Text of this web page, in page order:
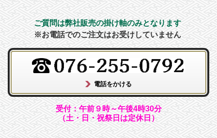
ご質問は弊社販売の掛け軸のみとなります
※お電話でのご注文はお受けしていません
受付：午前９時～午後4時30分
（土・日・祝祭日は定休日）